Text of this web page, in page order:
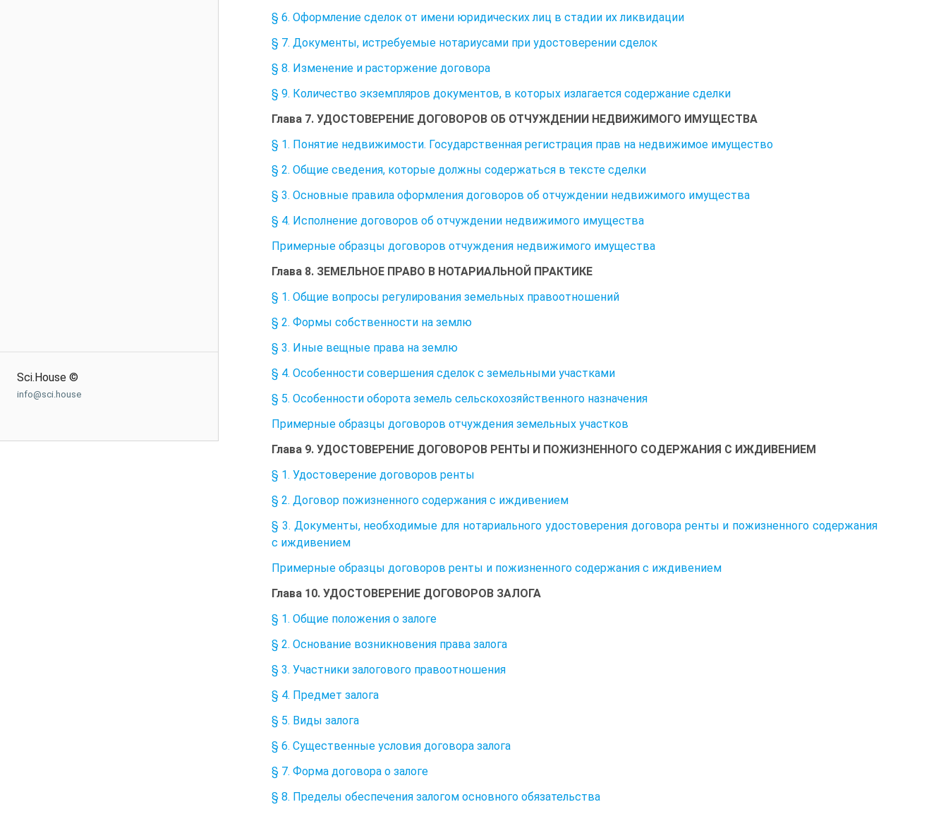
Sci.House ©
info@sci.house
§ 6. Оформление сделок от имени юридических лиц в стадии их ликвидации
§ 7. Документы, истребуемые нотариусами при удостоверении сделок
§ 8. Изменение и расторжение договора
§ 9. Количество экземпляров документов, в которых излагается содержание сделки
Глава 7. УДОСТОВЕРЕНИЕ ДОГОВОРОВ ОБ ОТЧУЖДЕНИИ НЕДВИЖИМОГО ИМУЩЕСТВА
§ 1. Понятие недвижимости. Государственная регистрация прав на недвижимое имущество
§ 2. Общие сведения, которые должны содержаться в тексте сделки
§ 3. Основные правила оформления договоров об отчуждении недвижимого имущества
§ 4. Исполнение договоров об отчуждении недвижимого имущества
Примерные образцы договоров отчуждения недвижимого имущества
Глава 8. ЗЕМЕЛЬНОЕ ПРАВО В НОТАРИАЛЬНОЙ ПРАКТИКЕ
§ 1. Общие вопросы регулирования земельных правоотношений
§ 2. Формы собственности на землю
§ 3. Иные вещные права на землю
§ 4. Особенности совершения сделок с земельными участками
§ 5. Особенности оборота земель сельскохозяйственного назначения
Примерные образцы договоров отчуждения земельных участков
Глава 9. УДОСТОВЕРЕНИЕ ДОГОВОРОВ РЕНТЫ И ПОЖИЗНЕННОГО СОДЕРЖАНИЯ С ИЖДИВЕНИЕМ
§ 1. Удостоверение договоров ренты
§ 2. Договор пожизненного содержания с иждивением
§ 3. Документы, необходимые для нотариального удостоверения договора ренты и пожизненного содержания
с иждивением
Примерные образцы договоров ренты и пожизненного содержания с иждивением
Глава 10. УДОСТОВЕРЕНИЕ ДОГОВОРОВ ЗАЛОГА
§ 1. Общие положения о залоге
§ 2. Основание возникновения права залога
§ 3. Участники залогового правоотношения
§ 4. Предмет залога
§ 5. Виды залога
§ 6. Существенные условия договора залога
§ 7. Форма договора о залоге
§ 8. Пределы обеспечения залогом основного обязательства